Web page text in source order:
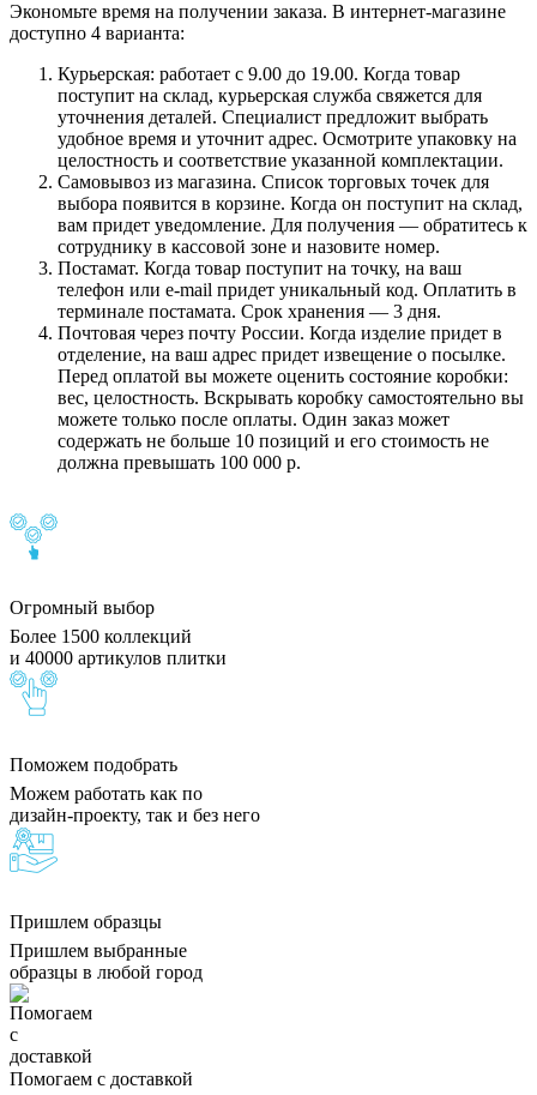
Экономьте время на получении заказа. В интернет-магазине
доступно 4 варианта:
Курьерская: работает с 9.00 до 19.00. Когда товар
поступит на склад, курьерская служба свяжется для
уточнения деталей. Специалист предложит выбрать
удобное время и уточнит адрес. Осмотрите упаковку на
целостность и соответствие указанной комплектации.
Самовывоз из магазина. Список торговых точек для
выбора появится в корзине. Когда он поступит на склад,
вам придет уведомление. Для получения — обратитесь к
сотруднику в кассовой зоне и назовите номер.
Постамат. Когда товар поступит на точку, на ваш
телефон или e-mail придет уникальный код. Оплатить в
терминале постамата. Срок хранения — 3 дня.
Почтовая через почту России. Когда изделие придет в
отделение, на ваш адрес придет извещение о посылке.
Перед оплатой вы можете оценить состояние коробки:
вес, целостность. Вскрывать коробку самостоятельно вы
можете только после оплаты. Один заказ может
содержать не больше 10 позиций и его стоимость не
должна превышать 100 000 р.
Огромный выбор
Более 1500 коллекций
и 40000 артикулов плитки
Поможем подобрать
Можем работать как по
дизайн-проекту, так и без него
Пришлем образцы
Пришлем выбранные
образцы в любой город
Помогаем с доставкой